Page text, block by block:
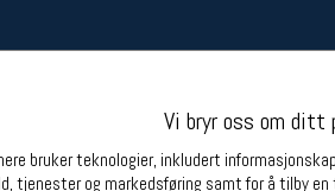
Vi bryr oss om ditt
bruker teknologier, inkludert
tjenester og markedsføring samt for å tilby